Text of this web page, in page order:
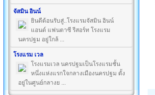
จัสมิน อินน์
ยินดีต้อนรับสู่..โรงแรมจัสมิน อินน์
แอนด์ แฟนตาซี รีสอร์ท โรงแรม
นครปฐม อยู่ใกล้ ...
โรงแรม เวล
โรงแรมเวล นครปฐมเป็นโรงแรมชั้น
หนึ่งแห่งแรกใจกลางเมืองนครปฐม ตั้ง
อยู่ในศูนย์กลางย ...